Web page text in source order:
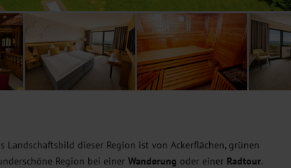
dieser Region ist von Ackerflächen, grünen
Region bei einer Wanderung oder einer Radtour.
personalisierte Inhalte, passend zu Ihren Interessen anzuzeigen.